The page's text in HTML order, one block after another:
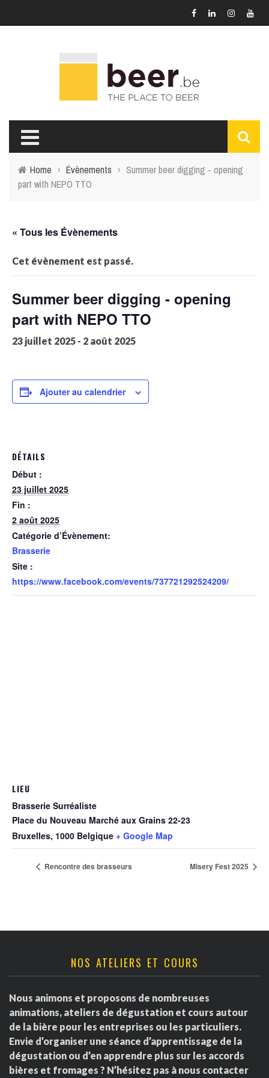
Home › Évènements › Summer beer digging - opening
part with NEPO TTO
« Tous les Évènements
Cet évènement est passé.
Summer beer digging - opening
part with NEPO TTO
23 juillet 2025 - 2 août 2025
Ajouter au calendrier
DÉTAILS
Début :
23 juillet 2025
Fin :
2 août 2025
Catégorie d’Évènement:
Brasserie
Site :
https://www.facebook.com/events/737721292524209/
LIEU
Brasserie Surréaliste
Place du Nouveau Marché aux Grains 22-23
Bruxelles, 1000 Belgique + Google Map
Rencontre des brasseurs Misery Fest 2025
NOS ATELIERS ET COURS
Nous animons et proposons de nombreuses
animations, ateliers de dégustation et cours autour
de la bière pour les entreprises ou les particuliers.
Envie d’organiser une séance d’apprentissage de la
dégustation ou d’en apprendre plus sur les accords
bières et fromages ? N’hésitez pas à nous contacter